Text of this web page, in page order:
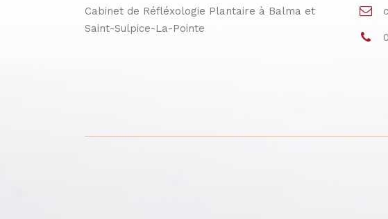
Cabinet de Réfléxologie Plantaire à Balma et
Saint-Sulpice-La-Pointe